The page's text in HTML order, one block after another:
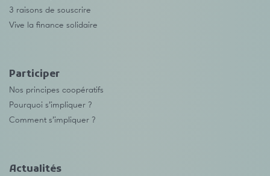
3 raisons de souscrire
Vive la finance solidaire
Participer
Nos principes coopératifs
Pourquoi s’impliquer ?
Comment s’impliquer ?
Actualités